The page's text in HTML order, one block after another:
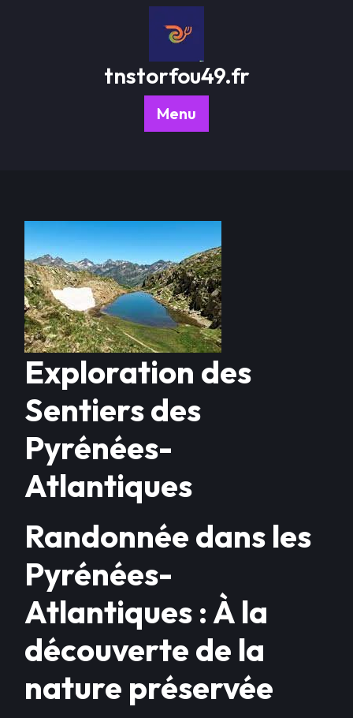
tnstorfou49.fr
Menu
Exploration des
Sentiers des
Pyrénées-
Atlantiques
Randonnée dans les
Pyrénées-
Atlantiques : À la
découverte de la
nature préservée